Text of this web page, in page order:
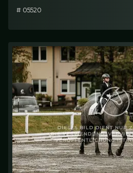
# 05520